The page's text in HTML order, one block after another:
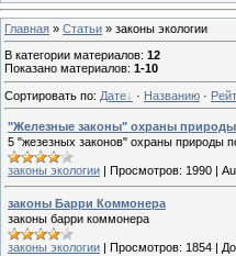
Главная » Статьи » законы экологии
В категории материалов: 12
Показано материалов: 1-10
Сортировать по: Дате · Названию ·
"Железные законы" охраны
5 "жезезных законов" охраны природы
законы экологии | Просмотров: 1990 |
законы Барри Коммонера
законы барри коммонера
законы экологии Просмотров: 1854